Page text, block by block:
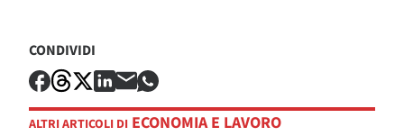
CONDIVIDI
ALTRI ARTICOLI DI ECONOMIA E LAVORO